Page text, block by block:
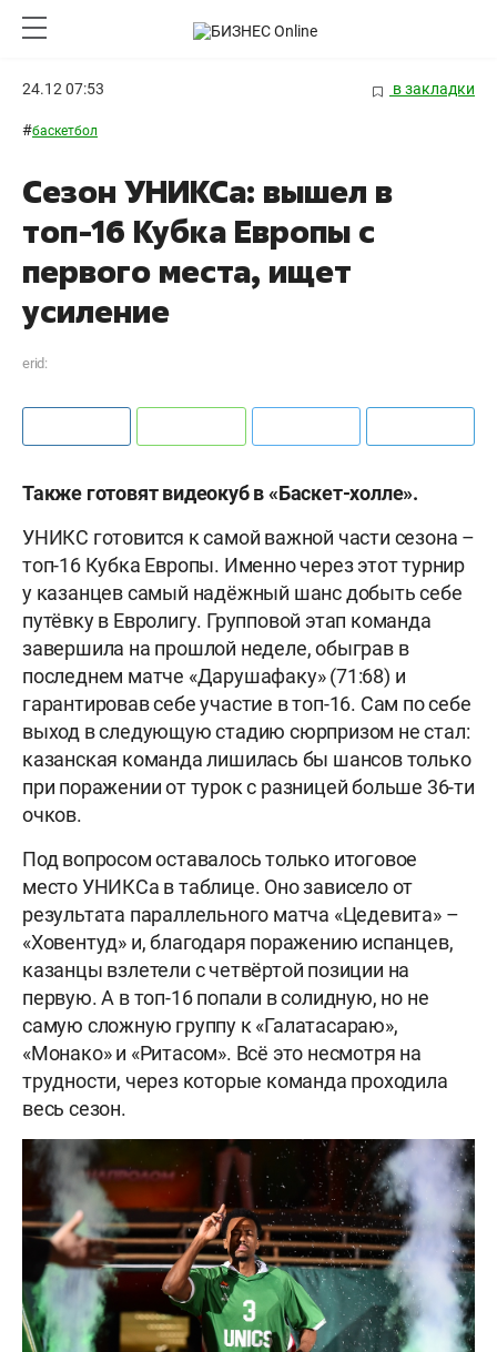
24.12 07:53 в закладки
#баскетбол
Сезон УНИКСа: вышел в
топ-16 Кубка Европы с
первого места, ищет
усиление
erid:
Также готовят видеокуб в «Баскет-холле».
УНИКС готовится к самой важной части сезона –
топ-16 Кубка Европы. Именно через этот турнир
у казанцев самый надёжный шанс добыть себе
путёвку в Евролигу. Групповой этап команда
завершила на прошлой неделе, обыграв в
последнем матче «Дарушафаку» (71:68) и
гарантировав себе участие в топ-16. Сам по себе
выход в следующую стадию сюрпризом не стал:
казанская команда лишилась бы шансов только
при поражении от турок с разницей больше 36-ти
очков.
Под вопросом оставалось только итоговое
место УНИКСа в таблице. Оно зависело от
результата параллельного матча «Цедевита» –
«Ховентуд» и, благодаря поражению испанцев,
казанцы взлетели с четвёртой позиции на
первую. А в топ-16 попали в солидную, но не
самую сложную группу к «Галатасараю»,
«Монако» и «Ритасом». Всё это несмотря на
трудности, через которые команда проходила
весь сезон.